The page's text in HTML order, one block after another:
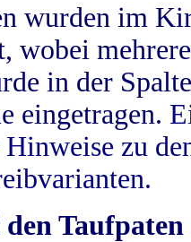
wurden im
wobei
in der
eingetragen.
zu
Taufpaten